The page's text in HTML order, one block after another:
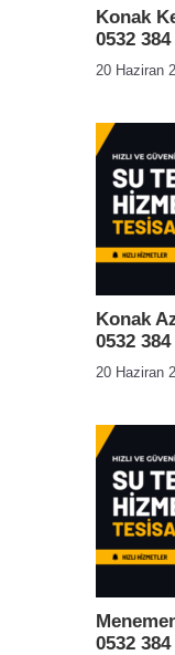
Konak
0532
20 Haziran
Konak
0532
20 Haziran
0532